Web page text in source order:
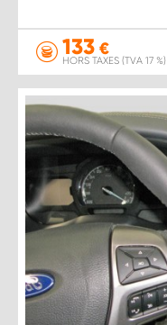
133 €
HORS TAXES (TVA 17 %)